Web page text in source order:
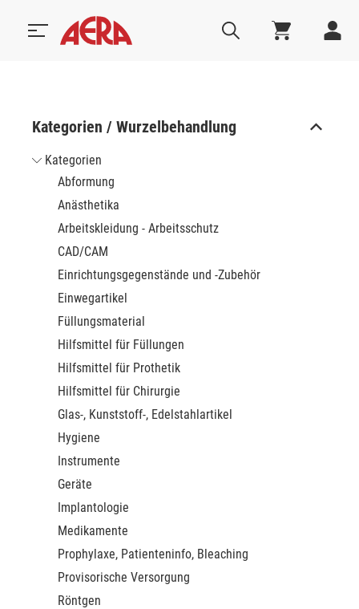
Kategorien / Wurzelbehandlung
Kategorien
Abformung
Anästhetika
Arbeitskleidung - Arbeitsschutz
CAD/CAM
Einrichtungsgegenstände und -Zubehör
Einwegartikel
Füllungsmaterial
Hilfsmittel für Füllungen
Hilfsmittel für Prothetik
Hilfsmittel für Chirurgie
Glas-, Kunststoff-, Edelstahlartikel
Hygiene
Instrumente
Geräte
Implantologie
Medikamente
Prophylaxe, Patienteninfo, Bleaching
Provisorische Versorgung
Röntgen